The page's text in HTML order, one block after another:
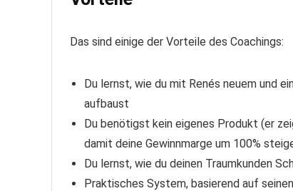
Das sind einige der Vorteile des Coachings:
Du lernst, wie du mit Renés neuem und
aufbaust
Du benötigst kein eigenes Produkt (er
damit deine Gewinnmarge um 100%
Du lernst, wie du deinen Traumkunden
Praktisches System, basierend auf